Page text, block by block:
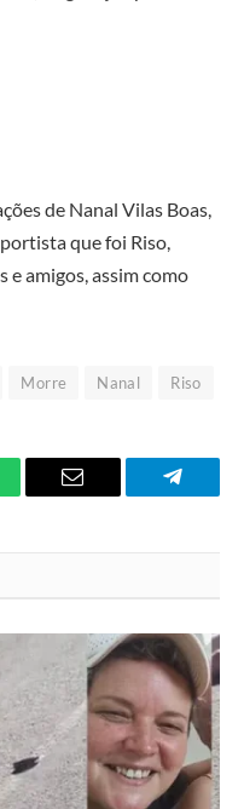
de Nanal Vilas Boas,
que foi Riso,
e amigos, assim como
Morre Nanal Riso
E-